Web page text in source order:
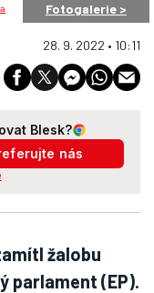
Fotogalerie >
28. 9. 2022 • 10:11
Blesk?
nás
žalobu
parlament (EP).